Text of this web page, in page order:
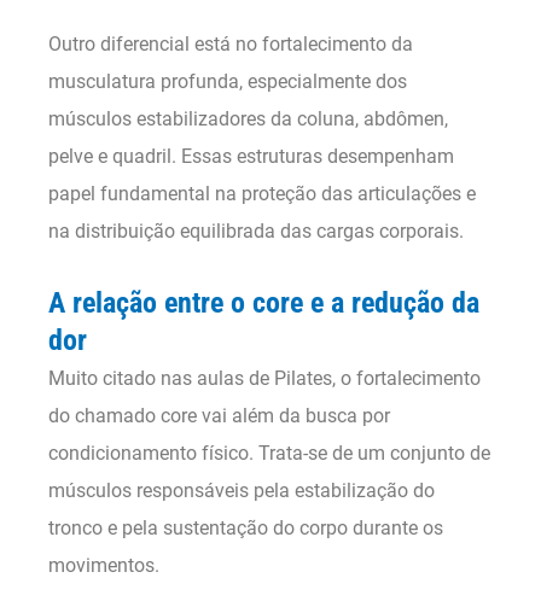
Outro diferencial está no fortalecimento da
musculatura profunda, especialmente dos
músculos estabilizadores da coluna, abdômen,
pelve e quadril. Essas estruturas desempenham
papel fundamental na proteção das articulações e
na distribuição equilibrada das cargas corporais.
A relação entre o core e a redução da
dor
Muito citado nas aulas de Pilates, o fortalecimento
do chamado core vai além da busca por
condicionamento físico. Trata-se de um conjunto de
músculos responsáveis pela estabilização do
tronco e pela sustentação do corpo durante os
movimentos.